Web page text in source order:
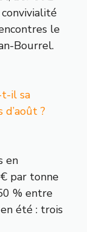
le
Bourrel.
t-il sa
?
en
par tonne
% entre
été : trois